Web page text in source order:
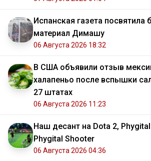
Испанская газета посвятила
материал Димашу
06 Августа 2026 18:32
В США объявили отзыв
халапеньо после вспышки
27 штатах
06 Августа 2026 11:23
Наш десант на Dota 2,
Phygital Shooter
06 Августа 2026 04:36